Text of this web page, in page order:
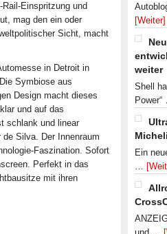
Einspritzung und
mag den ein oder
Sicht, macht
in Detroit in
Symbiose aus
Design macht dieses
und auf das
schlank und linear
de Silva. Der Innenraum
Faszination. Sofort
Perfekt in das
mit ihren
[Weiter]
weiter
Shell
Ein
…